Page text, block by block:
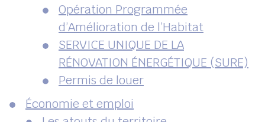
Opération Programmée
d’Amélioration de l’Habitat
SERVICE UNIQUE DE LA
RÉNOVATION ÉNERGÉTIQUE (SURE)
Permis de louer
Économie et emploi